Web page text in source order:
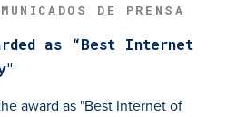
DE PRENSA
as “Best Internet
award as "Best Internet of